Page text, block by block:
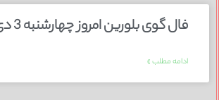
فال گوی بلورین امروز چهارشنبه 3 دی 1404
ادامه مطلب »